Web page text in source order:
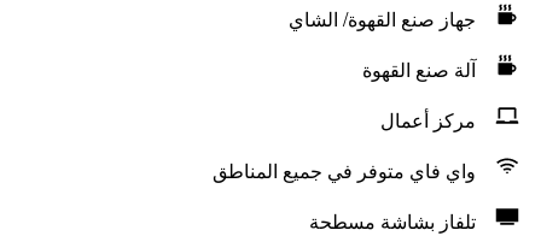
جهاز صنع القهوة/ الشاي
آلة صنع القهوة
مركز أعمال
واي فاي متوفر في جميع المناطق
تلفاز بشاشة مسطحة